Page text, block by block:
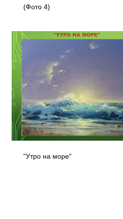
(Фото 4)
"Утро на море"